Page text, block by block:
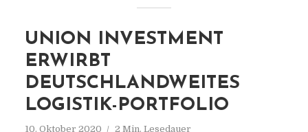
UNION INVESTMENT
ERWIRBT
DEUTSCHLANDWEITES
LOGISTIK-PORTFOLIO
10. Oktober 2020 2 Min. Lesedauer